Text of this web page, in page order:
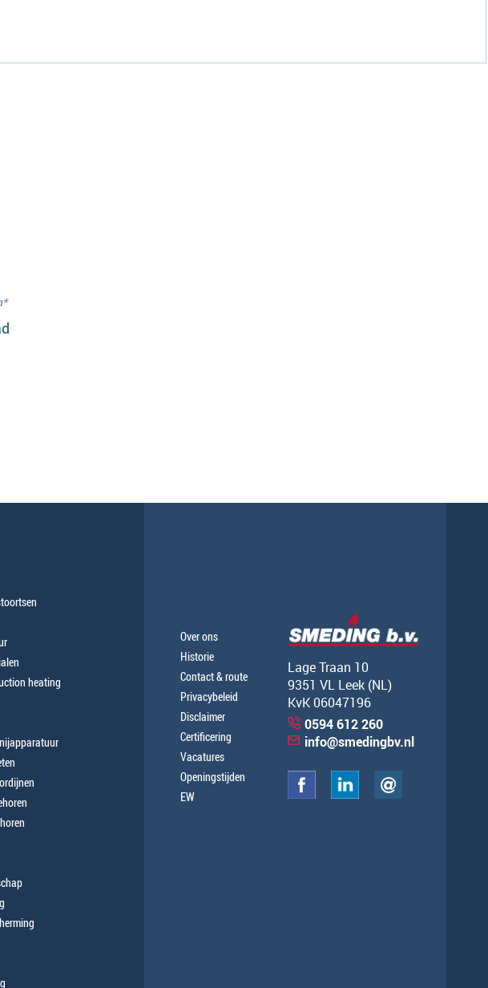
heating
Over ons
Historie
Contact & route
Privacybeleid
Disclaimer
Certificering
Vacatures
Openingstijden
EW
Lage Traan 10
9351 VL Leek (NL)
KvK 06047196
0594 612 260
info@smedingbv.nl